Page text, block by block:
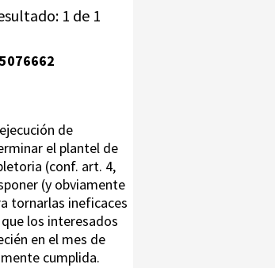
1 de 1
de
el plantel de
(conf. art. 4,
(y obviamente
tornarlas ineficaces
los interesados
en el mes de
cumplida.